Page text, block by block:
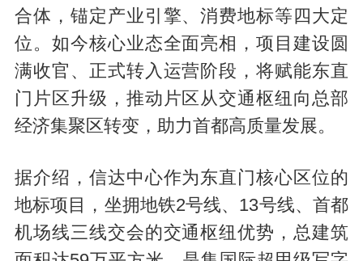
合体，锚定产业引擎、消费地标等四大定
位。如今核心业态全面亮相，项目建设圆
满收官、正式转入运营阶段，将赋能东直
门片区升级，推动片区从交通枢纽向总部
经济集聚区转变，助力首都高质量发展。
据介绍，信达中心作为东直门核心区位的
地标项目，坐拥地铁2号线、13号线、首都
机场线三线交会的交通枢纽优势，总建筑